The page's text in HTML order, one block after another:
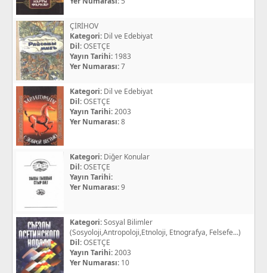
ÇİRİHOV
Kategori: Dil ve Edebiyat
Dil:OSETÇE
Yayın Tarihi: 1983
Yer Numarası:7
Kategori: Dil ve Edebiyat
Dil:OSETÇE
Yayın Tarihi:2003
Yer Numarası:8
Kategori: Diğer Konular
Dil:OSETÇE
Yayın Tarihi:
Yer Numarası:9
Kategori:Sosyal Bilimler
(Sosyoloji,Antropoloji,Etnoloji, Etnografya, Felsefe...)
Dil:OSETÇE
Yayın Tarihi:2003
Yer Numarası: 10